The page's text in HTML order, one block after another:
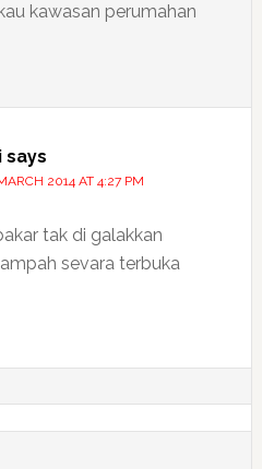
kawasan perumahan
says
2014 AT 4:27 PM
tak di galakkan
sevara terbuka